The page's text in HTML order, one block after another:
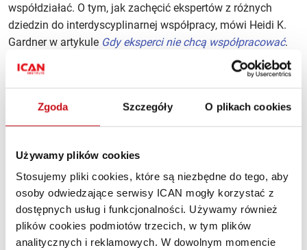
Zgoda Szczegóły O plikach cookies
Używamy plików cookies
Stosujemy pliki cookies, które są niezbędne do tego, aby
osoby odwiedzające serwisy ICAN mogły korzystać z
dostępnych usług i funkcjonalności. Używamy również
plików cookies podmiotów trzecich, w tym plików
analitycznych i reklamowych. W dowolnym momencie
współdziałać. O tym, jak zachęcić ekspertów z różnych
dziedzin do interdyscyplinarnej współpracy, mówi Heidi K.
Gardner w artykule Gdy eksperci nie chcą współpracować.
Doskonałym przykładem firmy, której dobra strategia
przestała się sprawdzać, jest Bank Pocztowy. W tym
przypadku receptą na złożone i zmienne otoczenie rynkowe
jest też Yang Yuanqing, prezes firmy Lenovo. W wywiadzie
zatytułowanymWróciłem, bo firma mnie potrzebowałaszef
chińskiego giganta komputerowego opowiada
o poszukiwaniu nowych kierunków rozwoju i konkurowaniu